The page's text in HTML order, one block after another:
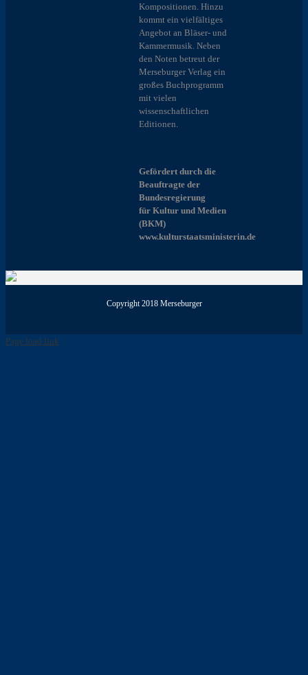
Kompositionen. Hinzu
kommt ein vielfältiges
Angebot an Bläser- und
Kammermusik. Neben
den Noten betreut der
Merseburger Verlag ein
großes Buchprogramm
mit vielen
wissenschaftlichen
Editionen.
Gefördert durch die
Beauftragte der
Bundesregierung
für Kultur und Medien
(BKM)
www.kulturstaatsministerin.de
Copyright 2018 Merseburger
Page load link